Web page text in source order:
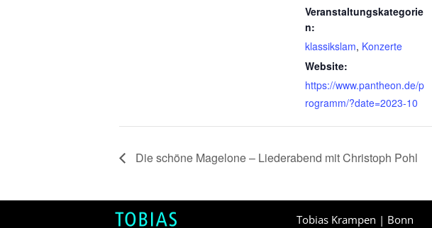
Veranstaltungskategorie
n:
klassikslam, Konzerte
Website:
https://www.pantheon.de/p
rogramm/?date=2023-10
Die schöne Magelone – Liederabend mit Christoph Pohl
Tobias Krampen | Bonn